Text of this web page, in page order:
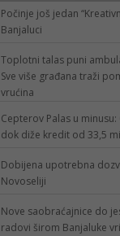
Počinje još jedan
Banjaluci
Toplotni talas puni
Sve više građana traži
vrućina
Cepterov Palas u
dok diže kredit od 33,5
Dobijena upotrebna
Novoseliji
Nove saobraćajnice do
radovi širom Banjaluke